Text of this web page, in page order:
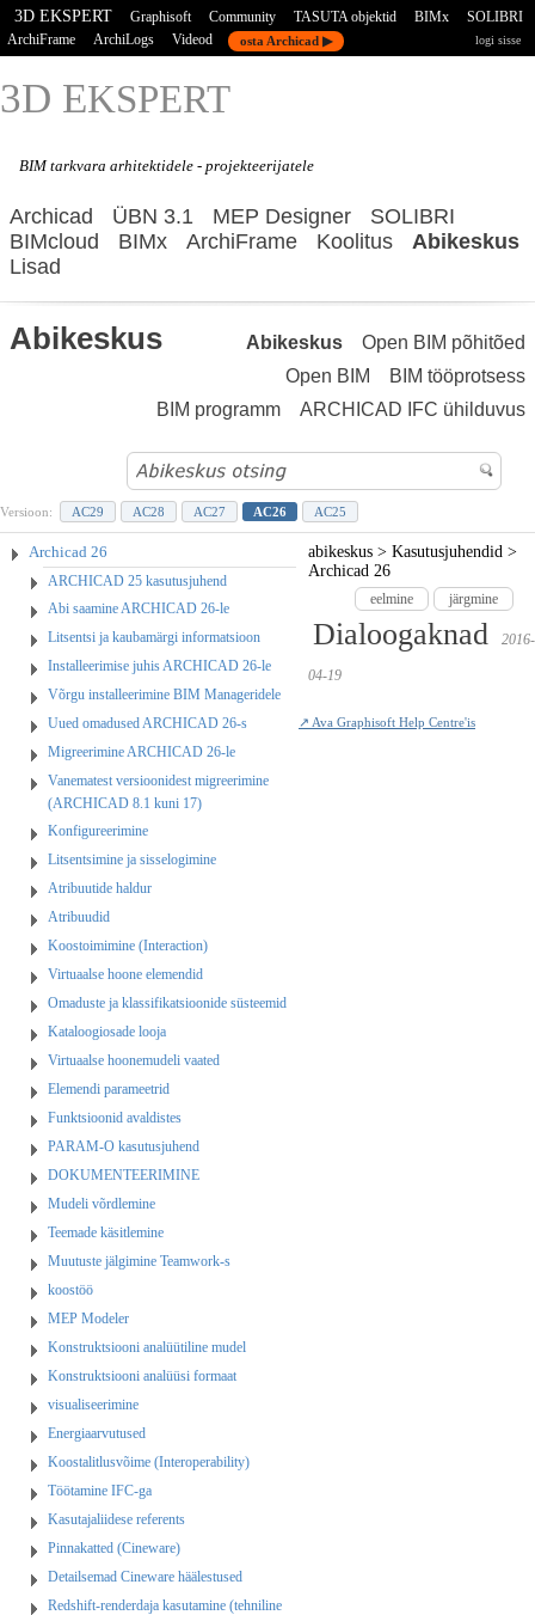
3D EKSPERT Graphisoft Community TASUTA objektid BIMx
SOLIBRI
ArchiFrame
ArchiLogs Videod osta Archicad ▶ logi sisse
3D EKSPERT
BIM tarkvara arhitektidele - projekteerijatele
Archicad ÜBN 3.1 MEP Designer
SOLIBRI
BIMcloud
BIMx ArchiFrame Koolitus
Abikeskus
Lisad
Abikeskus Abikeskus
Open BIM põhitõed
Open BIM
BIM tööprotsess
BIM programm
ARCHICAD IFC ühilduvus
Versioon: AC29 AC28 AC27 AC26 AC25
Archicad 26
ARCHICAD 25 kasutusjuhend
Abi saamine ARCHICAD 26-le
Litsentsi ja kaubamärgi informatsioon
Installeerimise juhis ARCHICAD 26-le
Võrgu installeerimine BIM Manageridele
Uued omadused ARCHICAD 26-s
Migreerimine ARCHICAD 26-le
Vanematest versioonidest migreerimine
(ARCHICAD 8.1 kuni 17)
Konfigureerimine
Litsentsimine ja sisselogimine
Atribuutide haldur
Atribuudid
Koostoimimine (Interaction)
Virtuaalse hoone elemendid
Omaduste ja klassifikatsioonide süsteemid
Kataloogiosade looja
Virtuaalse hoonemudeli vaated
Elemendi parameetrid
Funktsioonid avaldistes
PARAM-O kasutusjuhend
DOKUMENTEERIMINE
Mudeli võrdlemine
Teemade käsitlemine
Muutuste jälgimine Teamwork-s
koostöö
MEP Modeler
Konstruktsiooni analüütiline mudel
Konstruktsiooni analüüsi formaat
visualiseerimine
Energiaarvutused
Koostalitlusvõime (Interoperability)
Töötamine IFC-ga
Kasutajaliidese referents
Pinnakatted (Cineware)
Detailsemad Cineware häälestused
Redshift-renderdaja kasutamine (tehniline
abikeskus > Kasutusjuhendid >
Archicad 26
eelmine järgmine
Dialoogaknad 2016-
04-19
↗ Ava Graphisoft Help Centre'is